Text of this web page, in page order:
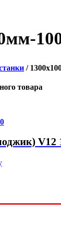
/
товара
V12